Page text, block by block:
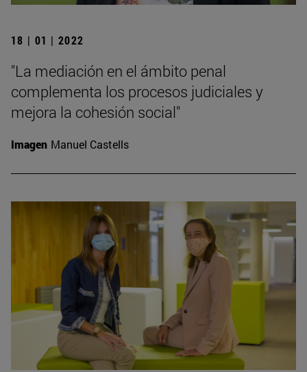
18 | 01 | 2022
"La mediación en el ámbito penal
complementa los procesos judiciales y
mejora la cohesión social"
Imagen Manuel Castells